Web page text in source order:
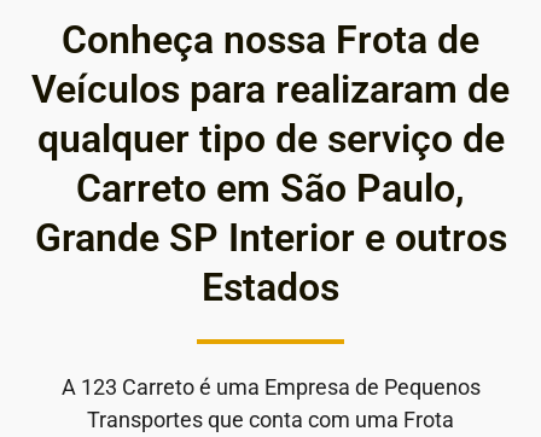
Conheça nossa Frota de
Veículos para realizaram de
qualquer tipo de serviço de
Carreto em São Paulo,
Grande SP Interior e outros
Estados
A 123 Carreto é uma Empresa de Pequenos
Transportes que conta com uma Frota